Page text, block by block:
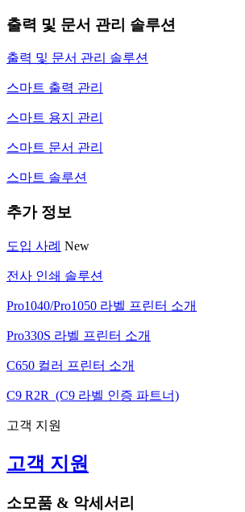
출력 및 문서 관리 솔루션
출력 및 문서 관리 솔루션
스마트 출력 관리
스마트 용지 관리
스마트 문서 관리
스마트 솔루션
추가 정보
도입 사례 New
전사 인쇄 솔루션
Pro1040/Pro1050 라벨 프린터 소개
Pro330S 라벨 프린터 소개
C650 컬러 프린터 소개
C9 R2R (C9 라벨 인증 파트너)
고객 지원
고객 지원
소모품 & 악세서리